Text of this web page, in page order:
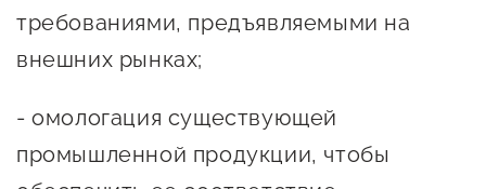
Истории успеха
Календарь
мероприятий для
поддержки
О центре
Поддержка центра
Истории успеха
Центр инновационно-
технологического и
предпринимательства
требованиями, предъявляемыми на
внешних рынках;
- омологация существующей
промышленной продукции, чтобы